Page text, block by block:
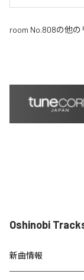
room No.808の他の
Oshinobi
新曲情報